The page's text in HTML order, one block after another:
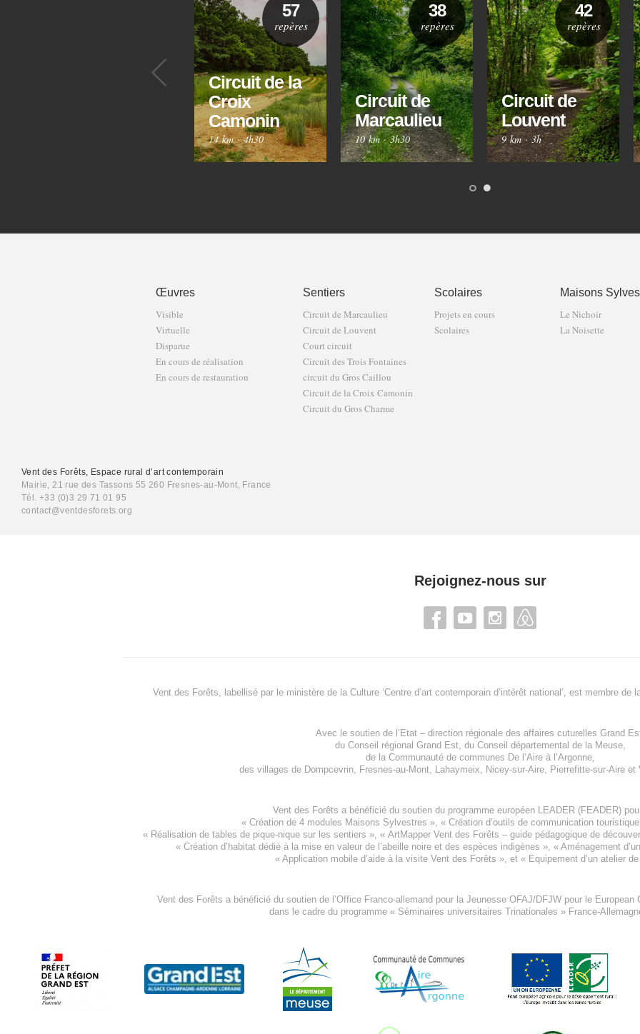
Précédent
Circuit de la
Croix
Camonin
14 km·4h30
57
repères
Circuit de
Marcaulieu
10 km·3h30
38
repères
Circuit de
Louvent
9 km·3h
42
repères
Œuvres
Visible
Virtuelle
Disparue
En cours de réalisation
En cours de restauration
Sentiers
Circuit de Marcaulieu
Circuit de Louvent
Court circuit
Circuit des Trois Fontaines
circuit du Gros Caillou
Circuit de la Croix Camonin
Circuit du Gros Charme
Scolaires
Projets en cours
Scolaires
Maisons
Le Nichoir
La Noisette
Vent des Forêts, Espace rural d’art contemporain
Mairie, 21 rue des Tassons 55 260 Fresnes-au-Mont, France
Tél. +33 (0)3 29 71 01 95
contact@ventdesforets.org
Rejoignez-nous sur
Vent des Forêts, labellisé par le ministère de la Culture ‘Centre d’art contemporain d’intérêt national’, est membre de
Avec le soutien de l’ Etat – direction régionale des affaires cuturelles Grand
du Conseil régional Grand Est, du Conseil départemental de la Meuse,
de la Communauté de communes De l’Aire à l’Argonne,
des villages de Dompcevrin, Fresnes-au-Mont, Lahaymeix, Nicey-sur-Aire, Pierrefitte-sur-Aireet
Vent des Forêts a bénéficié du soutien du programme européen LEADER (FEADER)
« Création de 4 modules Maisons Sylvestres », « Création d’outils de communication
« Réalisation de tables de pique-nique sur les sentiers », « ArtMapper Vent des Forêts – guide pédagogique de
« Création d’habitat dédié à la mise en valeur de l’abeille noire et des espèces indigènes », « Aménagement
« Application mobile d’aide à la visite Vent des Forêts », et « Equipement d’un atelier
Vent des Forêts a bénéficié du soutien de l’Office Franco-allemand pour la Jeunesse OFAJ/DFJW pour le European
dans le cadre du programme « Séminaires universitaires Trinationales » France-